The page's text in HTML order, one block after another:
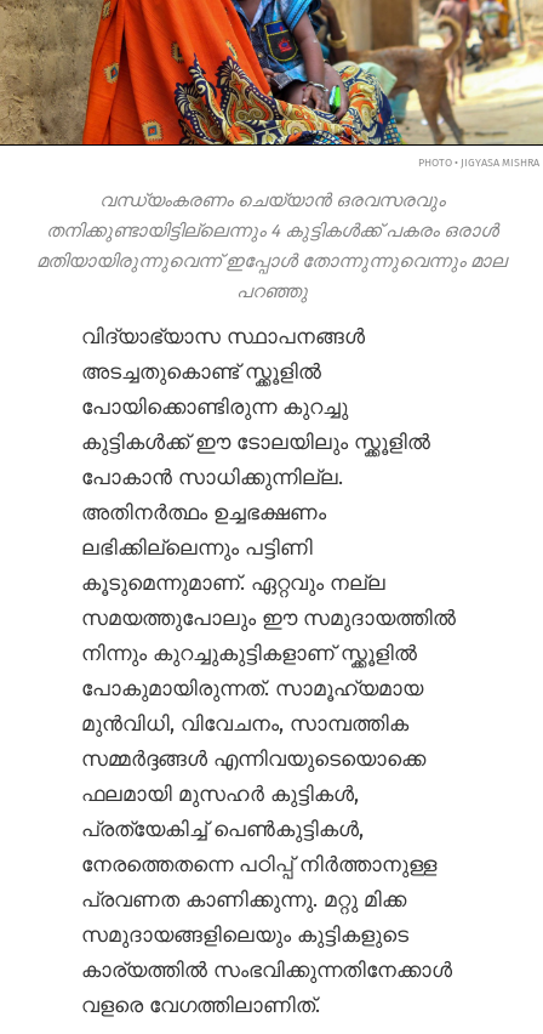
PHOTO • JIGYASA MISHRA
വന്ധ്യംകരണം ചെയ്യാന്‍ ഒരവസരവും
തനിക്കുണ്ടായിട്ടില്ലെന്നും 4 കുട്ടികള്‍ക്ക് പകരം ഒരാള്‍
മതിയായിരുന്നുവെന്ന് ഇപ്പോള്‍ തോന്നുന്നുവെന്നും മാല
പറഞ്ഞു
വിദ്യാഭ്യാസ സ്ഥാപനങ്ങള്‍
അടച്ചതുകൊണ്ട് സ്ക്കൂളില്‍
പോയിക്കൊണ്ടിരുന്ന കുറച്ചു
കുട്ടികള്‍ക്ക് ഈ ടോലയിലും സ്ക്കൂളില്‍
പോകാന്‍ സാധിക്കുന്നില്ല.
അതിനര്‍ത്ഥം ഉച്ചഭക്ഷണം
ലഭിക്കില്ലെന്നും പട്ടിണി
കൂടുമെന്നുമാണ്. ഏറ്റവും നല്ല
സമയത്തുപോലും ഈ സമുദായത്തില്‍
നിന്നും കുറച്ചുകുട്ടികളാണ് സ്ക്കൂളില്‍
പോകുമായിരുന്നത്. സാമൂഹ്യമായ
മുന്‍വിധി, വിവേചനം, സാമ്പത്തിക
സമ്മര്‍ദ്ദങ്ങള്‍ എന്നിവയുടെയൊക്കെ
ഫലമായി മുസഹര്‍ കുട്ടികള്‍,
പ്രത്യേകിച്ച് പെണ്‍കുട്ടികള്‍,
നേരത്തെതന്നെ പഠിപ്പ് നിര്‍ത്താനുള്ള
പ്രവണത കാണിക്കുന്നു. മറ്റു മിക്ക
സമുദായങ്ങളിലെയും കുട്ടികളുടെ
കാര്യത്തില്‍ സംഭവിക്കുന്നതിനേക്കാള്‍
വളരെ വേഗത്തിലാണിത്.